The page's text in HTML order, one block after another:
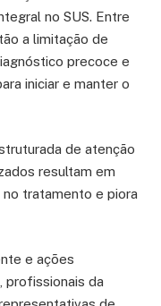
no SUS. Entre
a limitação de
precoce e
iniciar e manter o
de atenção
resultam em
tratamento e piora
e ações
profissionais da